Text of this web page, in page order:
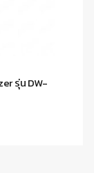
รุ่น DW-